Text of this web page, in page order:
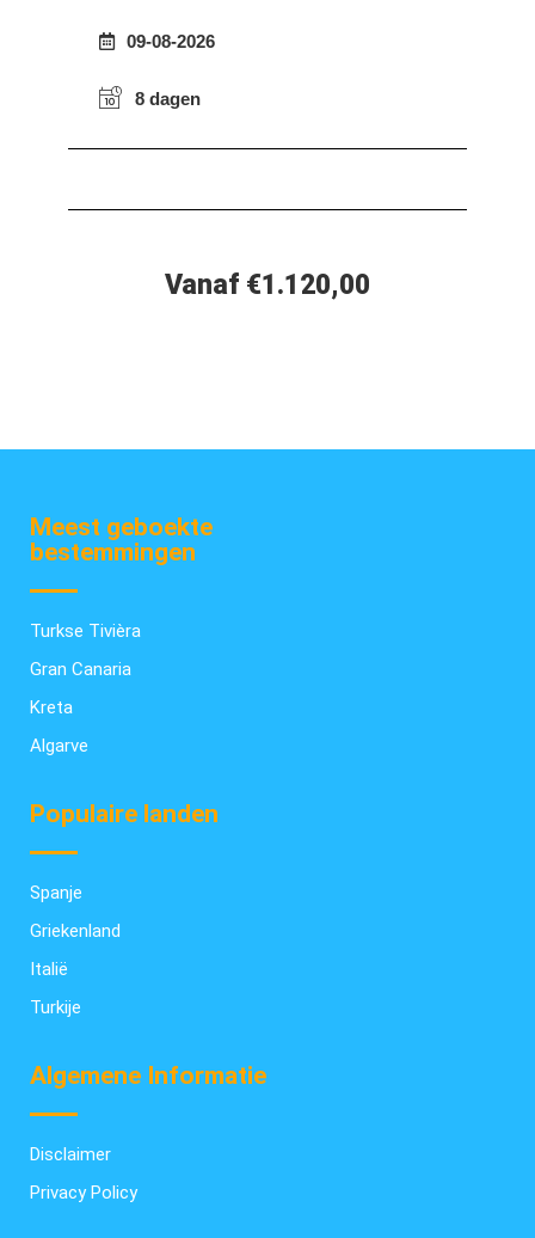
09-08-2026
8 dagen
Vanaf €1.120,00
Meest geboekte
bestemmingen
Turkse Tivièra
Gran Canaria
Kreta
Algarve
Populaire landen
Spanje
Griekenland
Italië
Turkije
Algemene Informatie
Disclaimer
Privacy Policy